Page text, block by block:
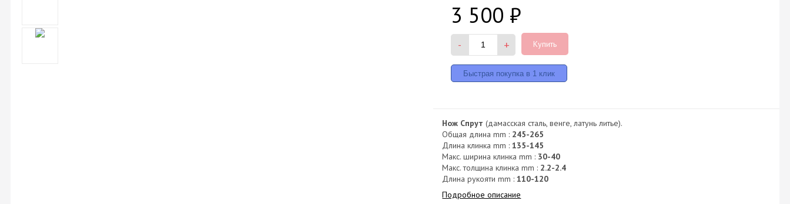
3 500 ₽
- + Купить
Нож Спрут (дамасская сталь, венге, латунь литье).
Общая длина mm : 245-265
Длина клинка mm :135-145
Макс. ширина клинка mm : 30-40
Макс. толщина клинка mm : 2.2-2.4
Длина рукояти mm :110-120
Подробное описание